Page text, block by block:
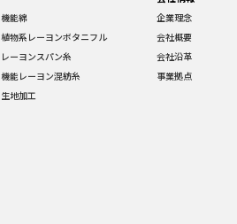
機能綿
植物系レーヨンボタニフル
レーヨンスパン糸
機能レーヨン混紡糸
生地加工
企業理念
会社概要
会社沿革
事業拠点